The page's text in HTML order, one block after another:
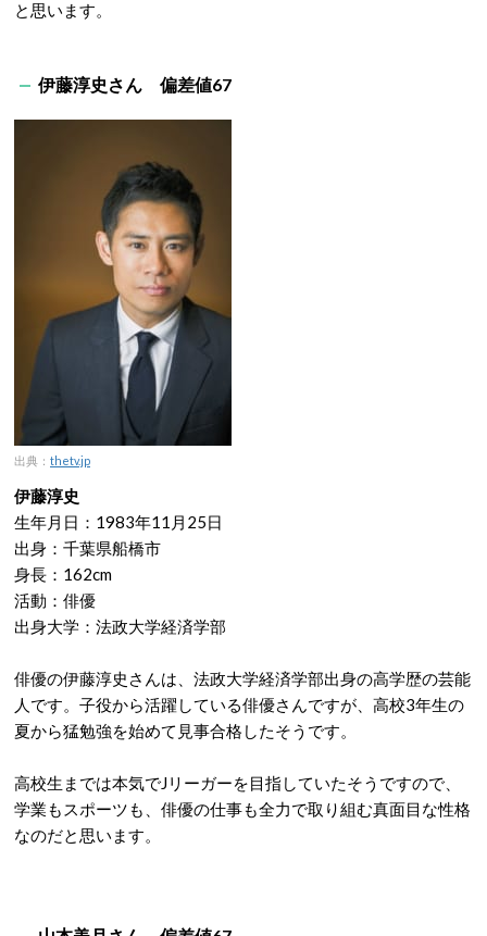
と思います。
伊藤淳史さん 偏差値67
出典： thetv.jp
伊藤淳史
生年月日：1983年11月25日
出身：千葉県船橋市
身長：162cm
活動：俳優
出身大学：法政大学経済学部
俳優の伊藤淳史さんは、法政大学経済学部出身の高学歴の芸能
人です。子役から活躍している俳優さんですが、高校3年生の
夏から猛勉強を始めて見事合格したそうです。
高校生までは本気でJリーガーを目指していたそうですので、
学業もスポーツも、俳優の仕事も全力で取り組む真面目な性格
なのだと思います。